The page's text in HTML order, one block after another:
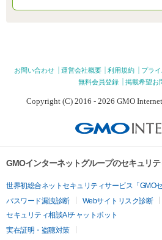
お問い合わせ 運営会社概要 利用規約 プラ
無料会員登録
掲載希望お
Copyright (C) 2016 - 2026 GMO
GMOインターネットグループのセキュリ
世界初総合ネットセキュリティサービス「GMO
パスワード漏洩診断
Webサイトリスク診断
セキュリティ相談AIチャットボット
実在証明・盗聴対策